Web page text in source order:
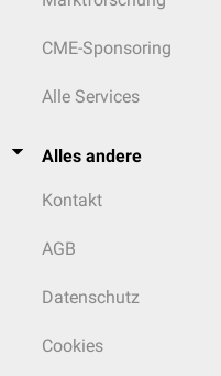
CME-Sponsoring
Alle Services
Alles andere
Kontakt
AGB
Datenschutz
Cookies